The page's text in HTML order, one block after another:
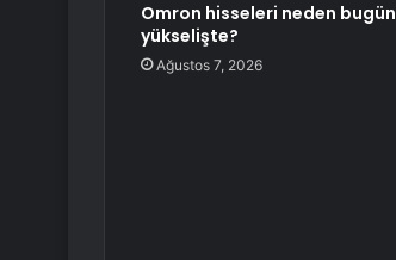
Omron hisseleri neden bugün
yükselişte?
Ağustos 7, 2026